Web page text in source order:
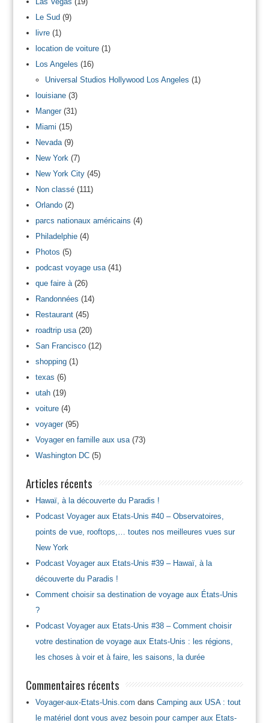
Le Sud(9)
livre(1)
location de voiture(1)
Los Angeles (16)
Universal Studios Hollywood Los Angeles (1)
louisiane(3)
Manger(31)
Miami (15)
Nevada(9)
New York (7)
New York City(45)
Non classé(111)
Orlando(2)
parcs nationaux américains (4)
Philadelphie(4)
Photos (5)
podcast voyage usa(41)
que faire à(26)
Randonnées (14)
Restaurant(45)
roadtrip usa(20)
San Francisco(12)
shopping(1)
texas (6)
utah(19)
voiture(4)
voyager(95)
Voyager en famille aux usa(73)
Washington DC(5)
Articles récents
Hawaï, à la découverte du Paradis !
Podcast Voyager aux Etats-Unis #40 – Observatoires,
points de vue, rooftops,… toutes nos meilleures vues sur
New York
Podcast Voyager aux Etats-Unis #39 – Hawaï, à la
découverte du Paradis !
Comment choisir sa destination de voyage aux États-Unis
?
Podcast Voyager aux Etats-Unis #38 – Comment choisir
votre destination de voyage aux Etats-Unis : les régions,
les choses à voir et à faire, les saisons, la durée
Commentaires récents
Voyager-aux-Etats-Unis.com dans Camping aux USA : tout
le matériel dont vous avez besoin pour camper aux Etats-